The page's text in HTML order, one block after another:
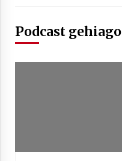
Podcast gehiago